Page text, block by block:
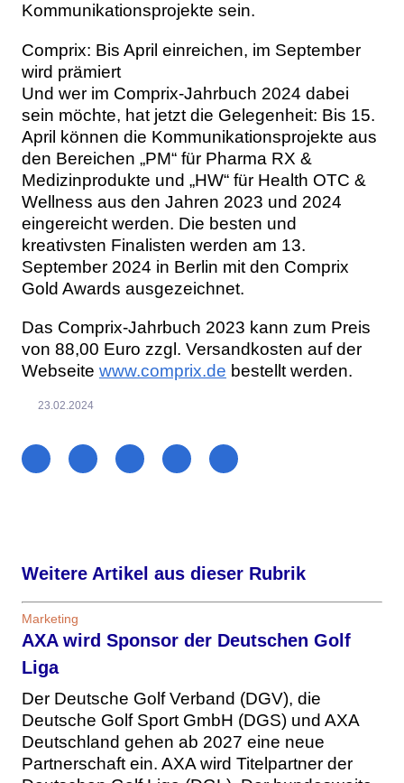
Kommunikationsprojekte sein.
Comprix: Bis April einreichen, im September
wird prämiert
Und wer im Comprix-Jahrbuch 2024 dabei
sein möchte, hat jetzt die Gelegenheit: Bis 15.
April können die Kommunikationsprojekte aus
den Bereichen „PM“ für Pharma RX &
Medizinprodukte und „HW“ für Health OTC &
Wellness aus den Jahren 2023 und 2024
eingereicht werden. Die besten und
kreativsten Finalisten werden am 13.
September 2024 in Berlin mit den Comprix
Gold Awards ausgezeichnet.
Das Comprix-Jahrbuch 2023 kann zum Preis
von 88,00 Euro zzgl. Versandkosten auf der
Webseite www.comprix.de bestellt werden.
23.02.2024
Weitere Artikel aus dieser Rubrik
Marketing
AXA wird Sponsor der Deutschen Golf
Liga
Der Deutsche Golf Verband (DGV), die
Deutsche Golf Sport GmbH (DGS) und AXA
Deutschland gehen ab 2027 eine neue
Partnerschaft ein. AXA wird Titelpartner der